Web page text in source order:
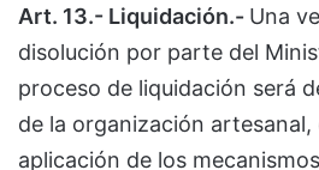
Art. 13.- Liquidación.- Una
disolución por parte del
proceso de liquidación será
de la organización
aplicación de los